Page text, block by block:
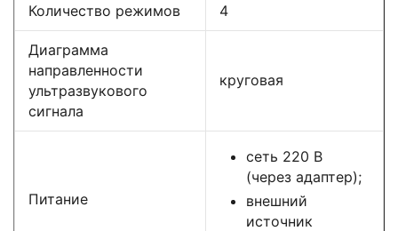
Количество режимов 4
Диаграмма
направленности
ультразвукового
сигнала
круговая
Питание
сеть 220 В
(через адаптер);
внешний
источник